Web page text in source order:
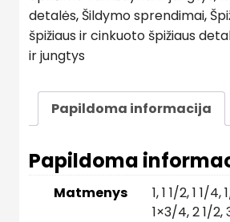
detalės, Šildymo sprendimai,
špižiaus ir cinkuoto špižiaus
ir jungtys
Papildoma informacija
Papildoma
Matmenys 1,1 1/2,1 1/4,
1×3/4,2 1/2,